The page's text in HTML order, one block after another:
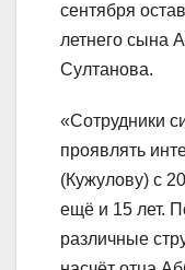
сентября
летнего сына
Султанова.
«Сотрудники
проявлять
(Кужулову) с
ещё и 15 лет.
различные